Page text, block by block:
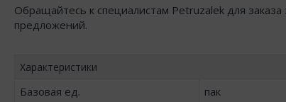
Обращайтесь к специалистам Petruzalek для
предложений.
Характеристики
Базовая ед.
пак